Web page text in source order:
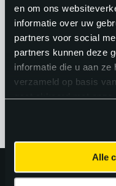
en om ons
informatie over uw
partners voor social
partners kunnen deze
informatie die u aan
verzameld op basis
gaat akkoord met
Alle
voldoende
uitdaging van
veel engineers
motiverend.